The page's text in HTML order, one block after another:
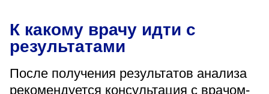
К какому врачу идти с
результатами
После получения результатов анализа
рекомендуется консультация с врачом-